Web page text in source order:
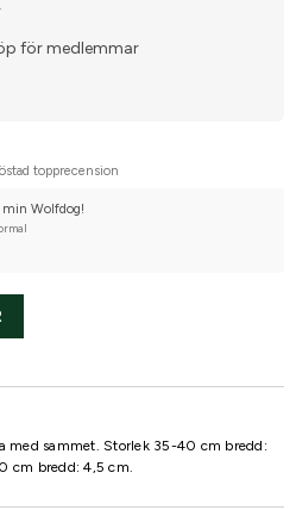
för medlemmar
topprecension
min Wolfdog!
med sammet. Storlek 35-40 cm bredd:
cm bredd: 4,5 cm.